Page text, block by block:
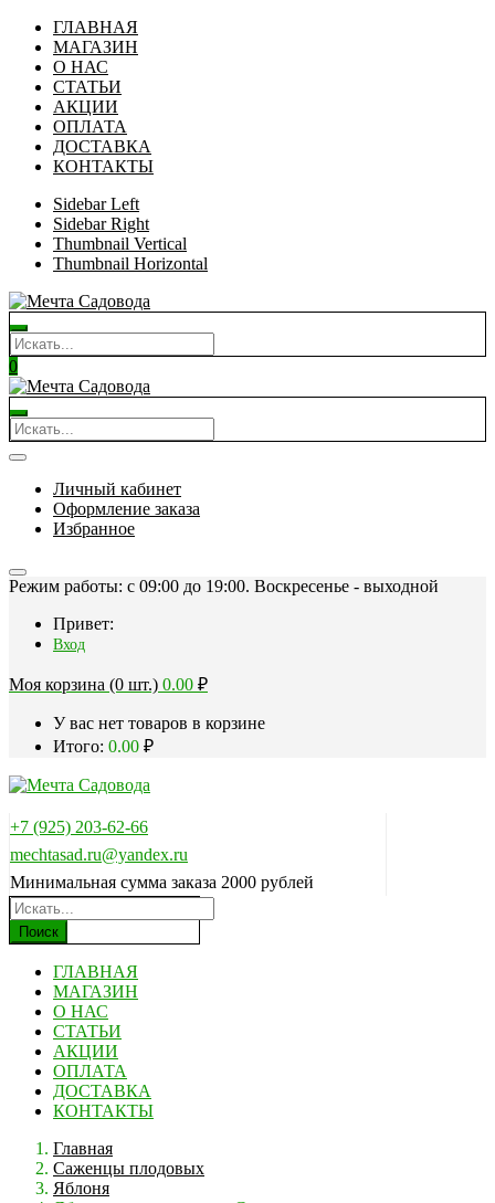
ГЛАВНАЯ
МАГАЗИН
О НАС
СТАТЬИ
АКЦИИ
ОПЛАТА
ДОСТАВКА
КОНТАКТЫ
Sidebar Left
Sidebar Right
Thumbnail Vertical
Thumbnail Horizontal
0
Личный кабинет
Оформление заказа
Избранное
Режим работы: c 09:00 до 19:00. Воскресенье - выходной
Привет:
Вход
Моя корзина (0 шт.) 0.00 ₽
У вас нет товаров в корзине
Итого: 0.00 ₽
+7 (925) 203-62-66
mechtasad.ru@yandex.ru
Минимальная сумма заказа 2000 рублей
Поиск
ГЛАВНАЯ
МАГАЗИН
О НАС
СТАТЬИ
АКЦИИ
ОПЛАТА
ДОСТАВКА
КОНТАКТЫ
Главная
Саженцы плодовых
Яблоня